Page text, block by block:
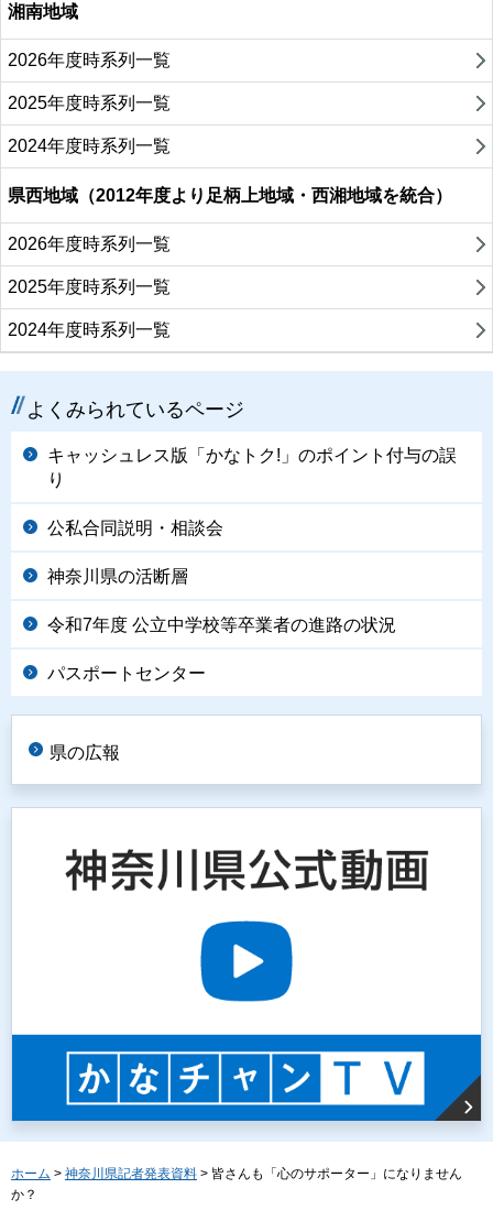
湘南地域
2026年度時系列一覧
2025年度時系列一覧
2024年度時系列一覧
県西地域（2012年度より足柄上地域・西湘地域を統合）
2026年度時系列一覧
2025年度時系列一覧
2024年度時系列一覧
よくみられているページ
キャッシュレス版「かなトク!」のポイント付与の誤
り
公私合同説明・相談会
神奈川県の活断層
令和7年度 公立中学校等卒業者の進路の状況
パスポートセンター
県の広報
ホーム > 神奈川県記者発表資料 > 皆さんも「心のサポーター」になりません
か？